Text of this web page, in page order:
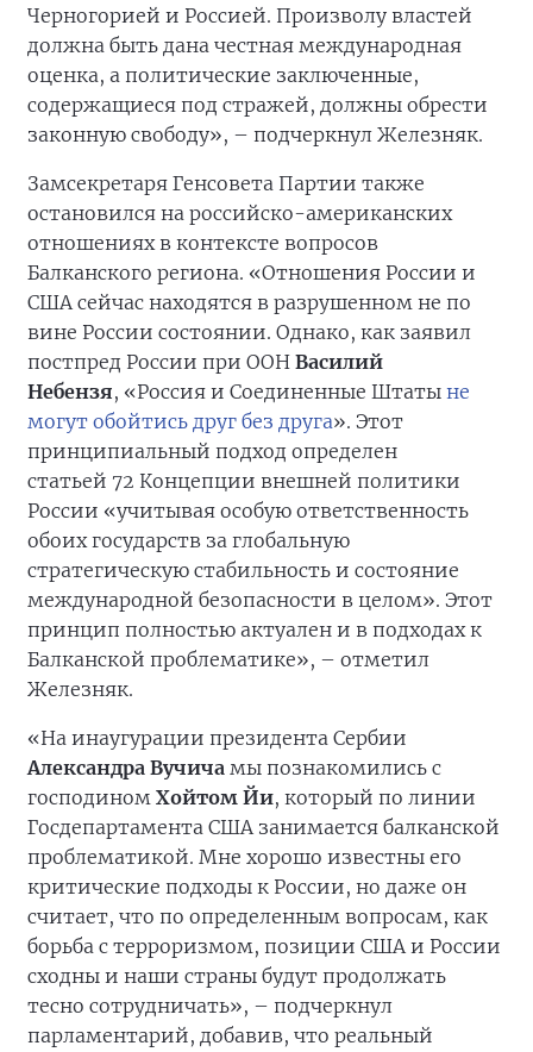
Черногорией и Россией. Произволу властей
должна быть дана честная международная
оценка, а политические заключенные,
содержащиеся под стражей, должны обрести
законную свободу», – подчеркнул Железняк.
Замсекретаря Генсовета Партии также
остановился на российско-американских
отношениях в контексте вопросов
Балканского региона. «Отношения России и
США сейчас находятся в разрушенном не по
вине России состоянии. Однако, как заявил
постпред России при ООН Василий
Небензя, «Россия и Соединенные Штаты не
могут обойтись друг без друга». Этот
принципиальный подход определен
статьей 72 Концепции внешней политики
России «учитывая особую ответственность
обоих государств за глобальную
стратегическую стабильность и состояние
международной безопасности в целом». Этот
принцип полностью актуален и в подходах к
Балканской проблематике», – отметил
Железняк.
«На инаугурации президента Сербии
Александра Вучича мы познакомились с
господином Хойтом Йи, который по линии
Госдепартамента США занимается балканской
проблематикой. Мне хорошо известны его
критические подходы к России, но даже он
считает, что по определенным вопросам, как
борьба с терроризмом, позиции США и России
сходны и наши страны будут продолжать
тесно сотрудничать», – подчеркнул
парламентарий, добавив, что реальный